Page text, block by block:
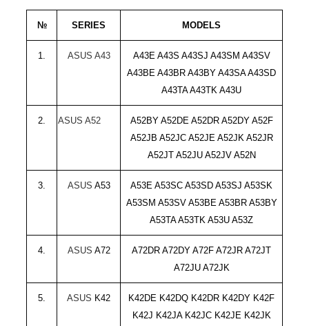
№ SERIES MODELS
1. ASUS A43
A43E A43S A43SJ A43SM A43SV
A43BE A43BR A43BY A43SA A43SD
A43TA A43TK A43U
2. ASUS A52
A52BY A52DE A52DR A52DY A52F
A52JB A52JC A52JE A52JK A52JR
A52JT A52JU A52JV A52N
3. ASUS A53
A53E A53SC A53SD A53SJ A53SK
A53SM A53SV A53BE A53BR A53BY
A53TA A53TK A53U A53Z
4. ASUS A72
A72DR A72DY A72F A72JR A72JT
A72JU A72JK
5. ASUS K42
K42DE K42DQ K42DR K42DY K42F
K42J K42JA K42JC K42JE K42JK